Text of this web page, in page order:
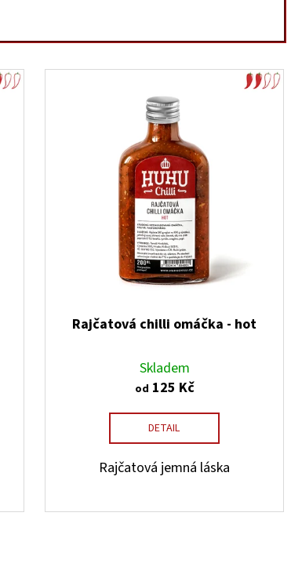
Rajčatová chilli omáčka - hot
Skladem
od 125 Kč
DETAIL
Rajčatová jemná láska